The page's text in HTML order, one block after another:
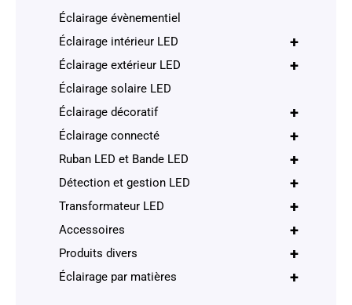
Éclairage évènementiel
+
Éclairage intérieur LED
+
Éclairage extérieur LED
Éclairage solaire LED
+
Éclairage décoratif
+
Éclairage connecté
+
Ruban LED et Bande LED
+
Détection et gestion LED
+
Transformateur LED
+
Accessoires
+
Produits divers
+
Éclairage par matières